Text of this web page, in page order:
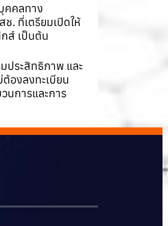
คคลทาง
. ที่เตรียมเปิดให้
ส์ เป็นต้น
ประสิทธิภาพ และ
องลงทะเบียน
นการและการ